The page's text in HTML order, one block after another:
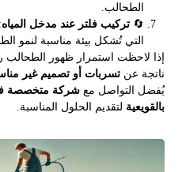
الطحالب.
🔄تركيب فلتر عند مدخل المياه
التي تُشكل بيئة مناسبة لنمو
إذا لاحظت استمرار ظهور الطحالب
ناتجة عنتسربات أو تصميم غير
يُفضل التواصل معشركة متخصصة في
بالقويعية لتقديم الحلول المناسبة.